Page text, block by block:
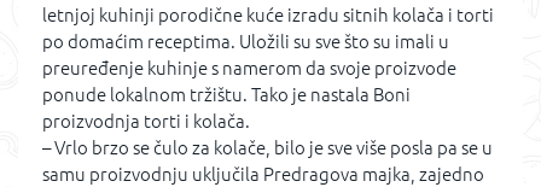
letnjoj kuhinji porodične kuće izradu sitnih kolača i torti
po domaćim receptima. Uložili su sve što su imali u
preuređenje kuhinje s namerom da svoje proizvode
ponude lokalnom tržištu. Tako je nastala Boni
proizvodnja torti i kolača.
– Vrlo brzo se čulo za kolače, bilo je sve više posla pa se u
samu proizvodnju uključila Predragova majka, zajedno